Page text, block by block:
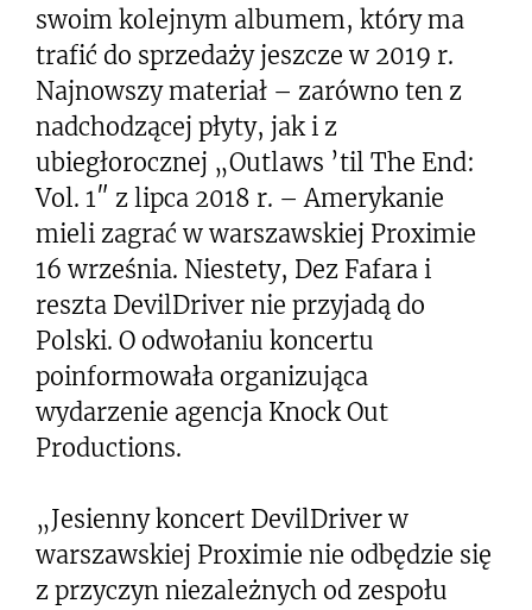
swoim kolejnym albumem, który ma
trafić do sprzedaży jeszcze w 2019 r.
Najnowszy materiał – zarówno ten z
nadchodzącej płyty, jak i z
ubiegłorocznej „Outlaws ’til The End:
Vol. 1″ z lipca 2018 r. – Amerykanie
mieli zagrać w warszawskiej Proximie
16 września. Niestety, Dez Fafara i
reszta DevilDriver nie przyjadą do
Polski. O odwołaniu koncertu
poinformowała organizująca
wydarzenie agencja Knock Out
Productions.
„Jesienny koncert DevilDriver w
warszawskiej Proximie nie odbędzie się
z przyczyn niezależnych od zespołu